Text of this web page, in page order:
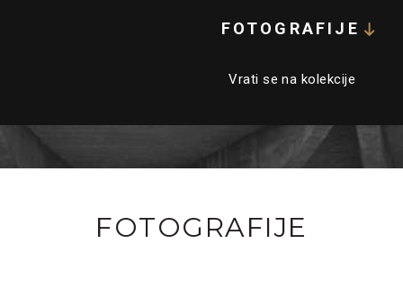
FOTOGRAFIJE
Vrati se na kolekcije
FOTOGRAFIJE